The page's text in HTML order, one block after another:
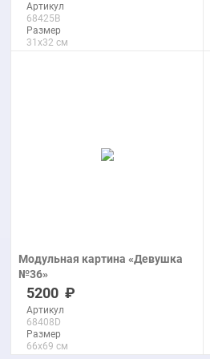
Артикул
68425B
Размер
31x32 см
Модульная картина «Девушка
№36»
печать на холсте
5200
Артикул
68408D
Размер
66x69 см